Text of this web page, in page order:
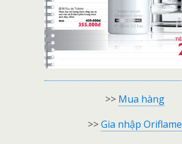
>> Mua hàng
>>Gia nhập Oriflame